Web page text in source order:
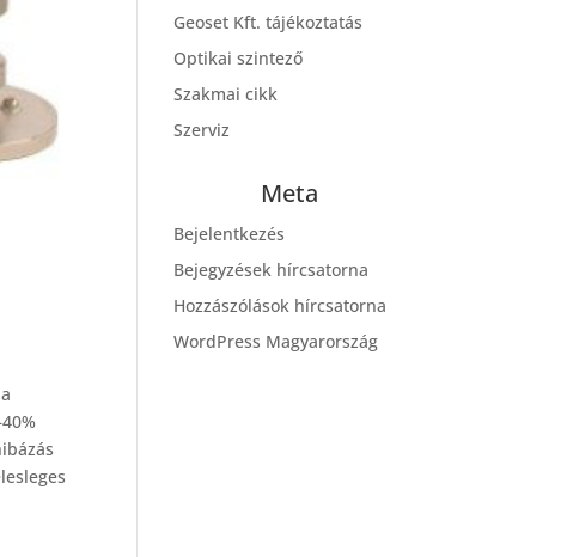
Geoset Kft. tájékoztatás
Optikai szintező
Szakmai cikk
Szerviz
Meta
Bejelentkezés
Bejegyzések hírcsatorna
Hozzászólások hírcsatorna
WordPress Magyarország